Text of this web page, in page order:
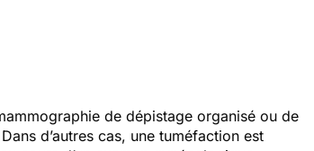
de dépistage organisé ou de
d’autres cas, une tuméfaction est